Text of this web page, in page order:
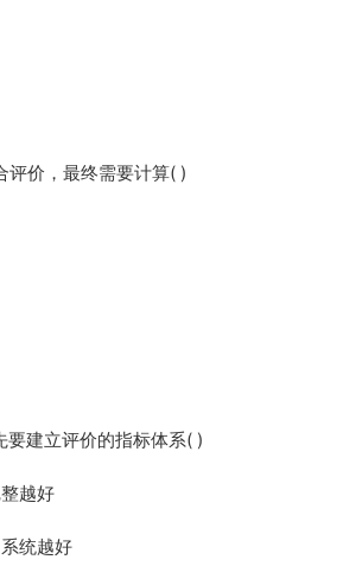
评价，最终需要计算( )
要建立评价的指标体系( )
越好
统越好